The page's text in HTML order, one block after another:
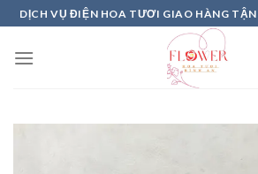
Skip
to
content
DỊCH VỤ ĐIỆN HOA TƯƠI GIAO HÀNG